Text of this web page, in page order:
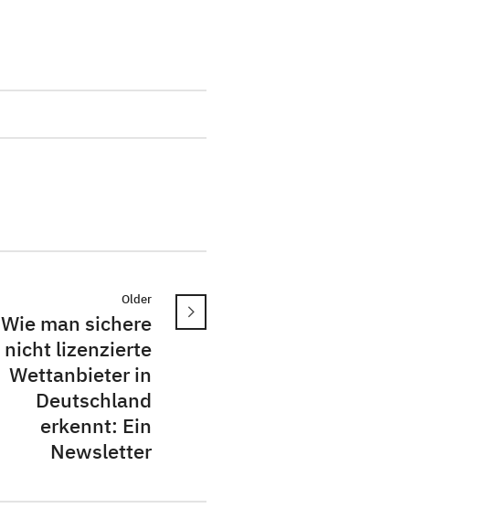
Older
Wie man sichere
nicht lizenzierte
Wettanbieter in
Deutschland
erkennt: Ein
Newsletter